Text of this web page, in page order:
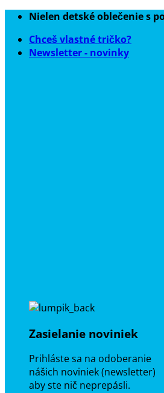
Skip
content
Nielen detské oblečenie s
Chceš vlastné tričko?
Newsletter - novinky
Zasielanie noviniek
Prihláste sa na odoberanie
nášich noviniek (newsletter)
aby ste nič neprepásli.